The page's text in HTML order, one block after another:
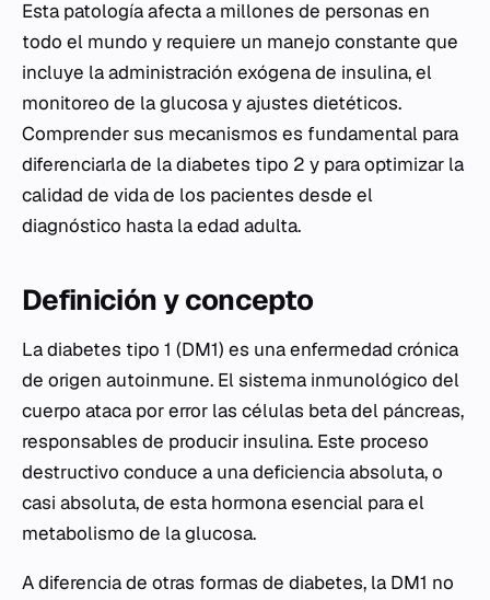
Esta patología afecta a millones de personas en
todo el mundo y requiere un manejo constante que
incluye la administración exógena de insulina, el
monitoreo de la glucosa y ajustes dietéticos.
Comprender sus mecanismos es fundamental para
diferenciarla de la diabetes tipo 2 y para optimizar la
calidad de vida de los pacientes desde el
diagnóstico hasta la edad adulta.
Definición y concepto
La diabetes tipo 1 (DM1) es una enfermedad crónica
de origen autoinmune. El sistema inmunológico del
cuerpo ataca por error las células beta del páncreas,
responsables de producir insulina. Este proceso
destructivo conduce a una deficiencia absoluta, o
casi absoluta, de esta hormona esencial para el
metabolismo de la glucosa.
A diferencia de otras formas de diabetes, la DM1 no